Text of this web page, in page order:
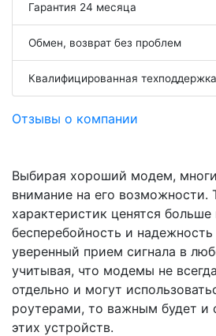
Гарантия 24 месяца
Обмен, возврат без проблем
Квалифицированная техподдержка
Отзывы о компании
Выбирая хороший модем,
внимание на его возможности.
характеристик ценятся больше
бесперебойность и надежность
уверенный прием сигнала в
учитывая, что модемы не
отдельно и могут
роутерами, то важным будет и
этих устройств.